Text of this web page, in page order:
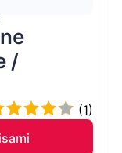
/
(1)